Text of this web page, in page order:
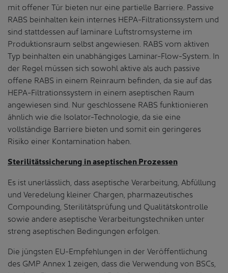
mit offener Tür bieten nur eine partielle Barriere. Passive
RABS beinhalten kein internes HEPA-Filtrationssystem und
sind stattdessen auf laminare Luftstromsysteme im
Produktionsraum selbst angewiesen. RABS vom aktiven
Typ beinhalten ein unabhängiges Laminar-Flow-System. In
der Regel müssen sich sowohl aktive als auch passive
offene RABS in einem Reinraum befinden, da sie auf das
HEPA-Filtrationssystem in einem aseptischen Raum
angewiesen sind. Nur geschlossene RABS funktionieren
ähnlich wie die Isolator-Technologie, da sie eine
vollständige Barriere bieten und somit ein geringeres
Risiko einer Kontamination haben.
Sterilitätssicherung in aseptischen Prozessen
Es ist unerlässlich, dass aseptische Verarbeitung, Abfüllung
und Veredelung kleiner Chargen, pharmazeutisches
Compounding, Sterilitätsprüfung und Qualitätskontrolle
sowie andere aseptische Verarbeitungstechniken unter
streng aseptischen Bedingungen erfolgen.
Die jüngsten EU-Empfehlungen in der Veröffentlichung
des GMP Annex 1 zeigen, dass die Verwendung von BSCs,